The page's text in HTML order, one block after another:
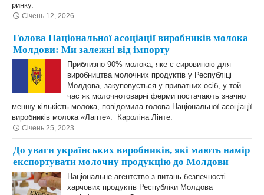
ринку.
Січень 12, 2026
Голова Національної асоціації виробників молока
Молдови: Ми залежні від імпорту
Приблизно 90% молока, яке є сировиною для
виробництва молочних продуктів у Республіці
Молдова, закуповується у приватних осіб, у той
час як молочнотоварні ферми постачають значно
меншу кількість молока, повідомила голова Національної асоціації
виробників молока «Лапте». Кароліна Лінте.
Січень 25, 2023
До уваги українських виробників, які мають намір
експортувати молочну продукцію до Молдови
Національне агентство з питань безпечності
харчових продуктів Республіки Молдова